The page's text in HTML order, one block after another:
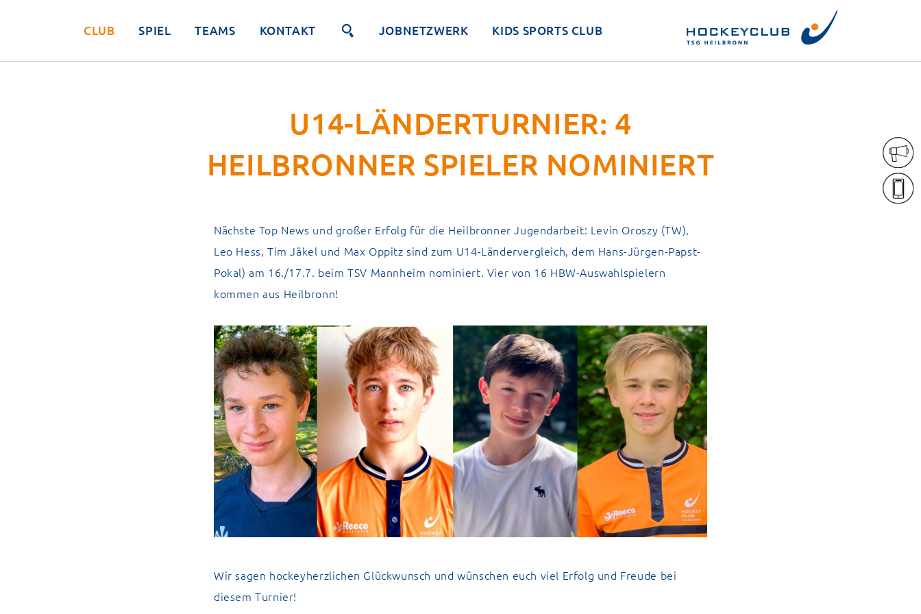
CLUB SPIEL TEAMS KONTAKT JOBNETZWERK KIDS SPORTS CLUB
U14-LÄNDERTURNIER: 4
HEILBRONNER SPIELER NOMINIERT
Nächste Top News und großer Erfolg für die Heilbronner Jugendarbeit: Levin Oroszy (TW),
Leo Hess, Tim Jäkel und Max Oppitz sind zum U14-Ländervergleich, dem Hans-Jürgen-Papst-
Pokal) am 16./17.7. beim TSV Mannheim nominiert. Vier von 16 HBW-Auswahlspielern
kommen aus Heilbronn!
Wir sagen hockeyherzlichen Glückwunsch und wünschen euch viel Erfolg und Freude bei
diesem Turnier!